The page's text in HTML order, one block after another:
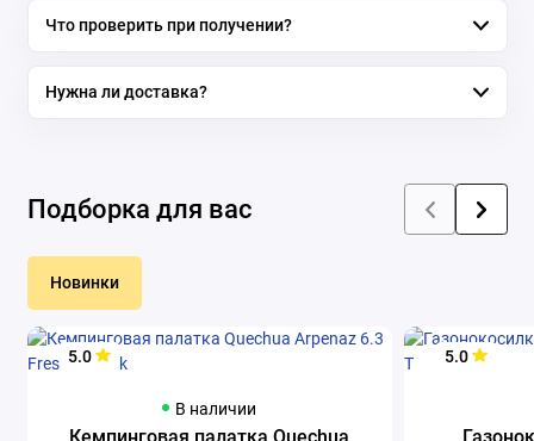
Что проверить при получении?
Нужна ли доставка?
Подборка для вас
Новинки
5.0
В наличии
5.0